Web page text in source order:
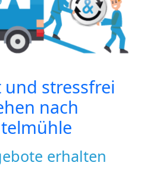
und stressfrei
nach
erhalten